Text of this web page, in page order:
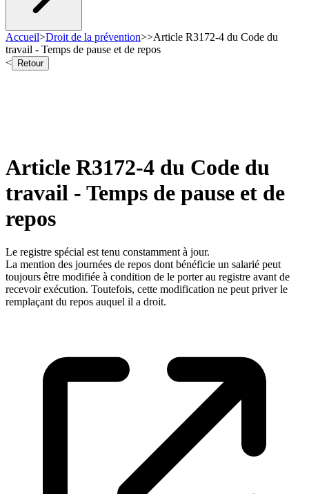
Accueil>Droit de la prévention>>Article R3172-4 du Code du
travail - Temps de pause et de repos
<
Retour
Article R3172-4 du Code du
travail - Temps de pause et de
repos
Le registre spécial est tenu constamment à jour.
La mention des journées de repos dont bénéficie un salarié peut
toujours être modifiée à condition de le porter au registre avant de
recevoir exécution. Toutefois, cette modification ne peut priver le
remplaçant du repos auquel il a droit.